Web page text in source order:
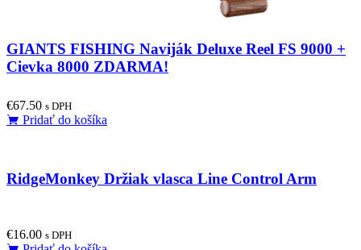
GIANTS FISHING Naviják Deluxe Reel FS 9000 +
Cievka 8000 ZDARMA!
€67.50 s DPH
Pridať do košíka
RidgeMonkey Držiak vlasca Line Control Arm
€16.00 s DPH